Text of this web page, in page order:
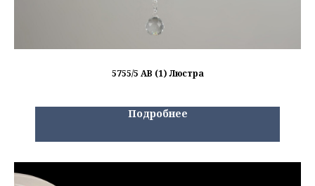
5755/5 AB (1) Люстра
Подробнее